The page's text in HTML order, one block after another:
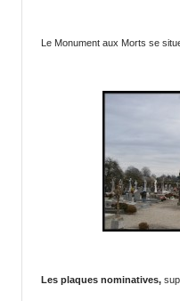
Le Monument aux Morts se
Les plaques nominatives,